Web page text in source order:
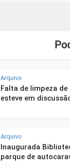
Arquivo
Falta de limpeza
esteve em
Arquivo
Inaugurada
parque de